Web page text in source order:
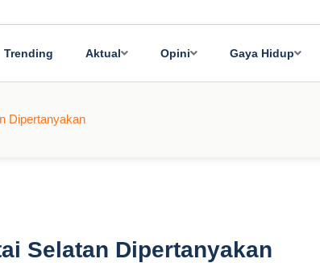
Trending Aktual Opini Gaya Hidup
Dipertanyakan
Selatan Dipertanyakan